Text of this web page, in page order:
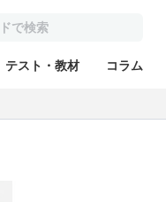
テスト・教材 コラム